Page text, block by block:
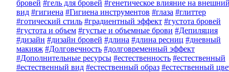
бровей #гель для бровей #генетическое влияние на
вид #гигиена #Гигиена инструментов #глаза #глиттер
#готический стиль #градиентный эффект #густота бровей
#густота и объем #густые и объемные брови #Депиляция
#дизайн #дизайн бровей #длина #длина ресниц #дневный
макияж #Долговечность #долговременный эффект
#Дополнительные ресурсы #естественность #естественный
#естественный вид #естественный образ #естественный